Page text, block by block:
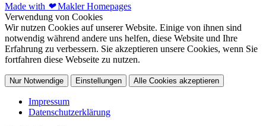
Made with ❤Makler Homepages
Verwendung von Cookies
Wir nutzen Cookies auf unserer Website. Einige von ihnen sind
notwendig während andere uns helfen, diese Website und Ihre
Erfahrung zu verbessern. Sie akzeptieren unsere Cookies, wenn Sie
fortfahren diese Webseite zu nutzen.
Nur Notwendige Einstellungen Alle Cookies akzeptieren
Impressum
Datenschutzerklärung